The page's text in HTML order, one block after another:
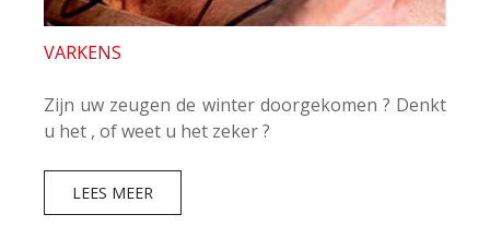
VARKENS
Zijn uw zeugen de winter doorgekomen ? Denkt
u het , of weet u het zeker ?
LEES MEER